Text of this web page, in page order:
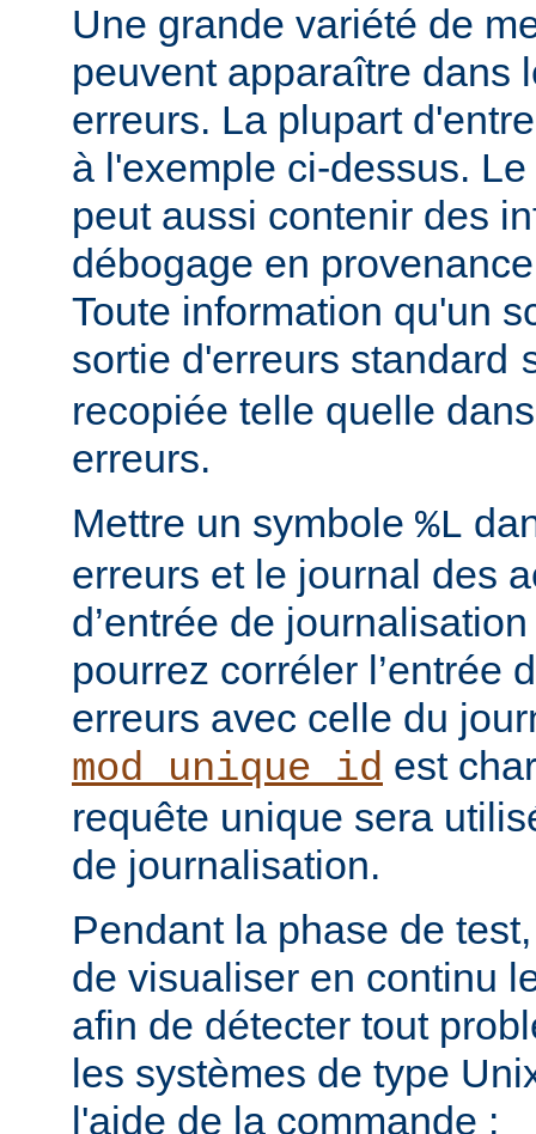
Une grande variété de
peuvent apparaître dans
erreurs. La plupart
à l'exemple ci-dessus.
peut aussi contenir des
débogage en
Toute information qu'un
sortie d'erreurs standard
recopiée telle quelle
erreurs.
Mettre un symbole %L
erreurs et le journal des
d’entrée de
pourrez corréler l’entrée
erreurs avec celle du
mod_unique_id est
requête unique sera
de journalisation.
Pendant la phase de
de visualiser en continu
afin de détecter tout
les systèmes de type
l'aide de la commande :